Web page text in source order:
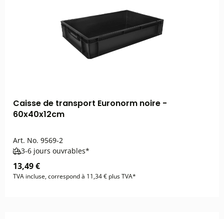
Caisse de transport Euronorm noire -
60x40x12cm
Art. No. 9569-2
3-6 jours ouvrables*
13,49 €
TVA incluse, correspond à 11,34 € plus TVA*